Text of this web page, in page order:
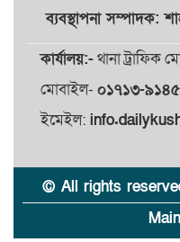
ব্যবস্থাপনা সম্পাদক:
কার্যালয়:-থানা ট্রাফিক
মোবাইল- ০১৭১৩-
ইমেইল:
© All rights